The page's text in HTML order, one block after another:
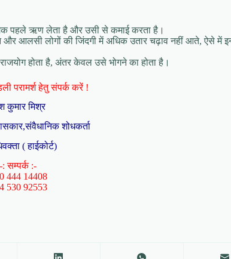
पहले ऋण लेता है और उसी से कमाई करता है।
और आलसी लोगों की जिंदगी में अधिक उतार चढ़ाव नहीं आते, ऐसे में
होता है, अंतर केवल उसे भोगने का होता है।
परामर्श हेतु संपर्क करें !
कुमार मिश्र
शोधकर्ता
( हाईकोर्ट)
-: सम्पर्क :-
444 14408
530 92553